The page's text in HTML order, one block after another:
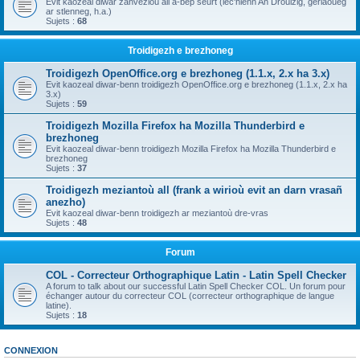
ar stlenneg, h.a.)
Sujets : 68
Troidigezh e brezhoneg
Troidigezh OpenOffice.org e brezhoneg (1.1.x, 2.x ha 3.x)
Evit kaozeal diwar-benn troidigezh OpenOffice.org e brezhoneg (1.1.x, 2.x ha
3.x)
Sujets : 59
Troidigezh Mozilla Firefox ha Mozilla Thunderbird e
brezhoneg
Evit kaozeal diwar-benn troidigezh Mozilla Firefox ha Mozilla Thunderbird e
brezhoneg
Sujets : 37
Troidigezh meziantoù all (frank a wirioù evit an darn vrasañ
anezho)
Evit kaozeal diwar-benn troidigezh ar meziantoù dre-vras
Sujets : 48
Forum
COL - Correcteur Orthographique Latin - Latin Spell Checker
A forum to talk about our successful Latin Spell Checker COL. Un forum pour
échanger autour du correcteur COL (correcteur orthographique de langue
latine).
Sujets : 18
CONNEXION